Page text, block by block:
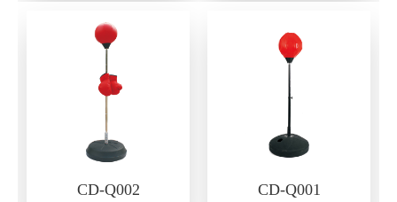
CD-Q002 CD-Q001